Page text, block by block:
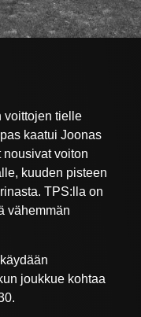
voittojen tielle
kaatui Joonas
nousivat voiton
kuuden pisteen
TPS:lla on
vähemmän
joukkue kohtaa